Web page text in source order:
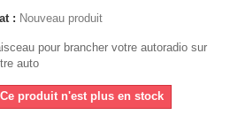
: Nouveau produit
pour brancher votre autoradio sur
auto
Ce produit n'est plus en stock